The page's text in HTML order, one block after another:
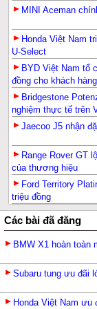
MINI Aceman
Honda Việt Nam
U-Select
BYD Việt Nam tổ
đồng cho khách
Bridgestone
nghiệm thực tế trên
Jaecoo J5 nhận
Range Rover GT
của thương hiệu
Ford Territory
triệu đồng
Các bài đã đăng
BMW X1 hoàn toàn
Subaru tung ưu đãi
Honda Việt Nam